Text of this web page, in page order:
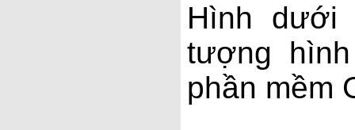
Hình dưới
tượng
phần mềm